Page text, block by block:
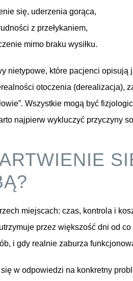
się, uderzenia gorąca,
z przełykaniem,
mimo braku wysiłku.
nietypowe, które pacjenci opisują
otoczenia (derealizacja),
Wszystkie mogą być
najpierw wykluczyć przyczyny
miejscach: czas, kontrola i
przez większość dni od
i gdy realnie zaburza
w odpowiedzi na konkretny